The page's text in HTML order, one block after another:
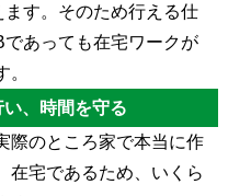
す。そのため行える仕
あっても在宅ワークが
、時間を守る
際のところ家で本当に作
在宅であるため、いくら